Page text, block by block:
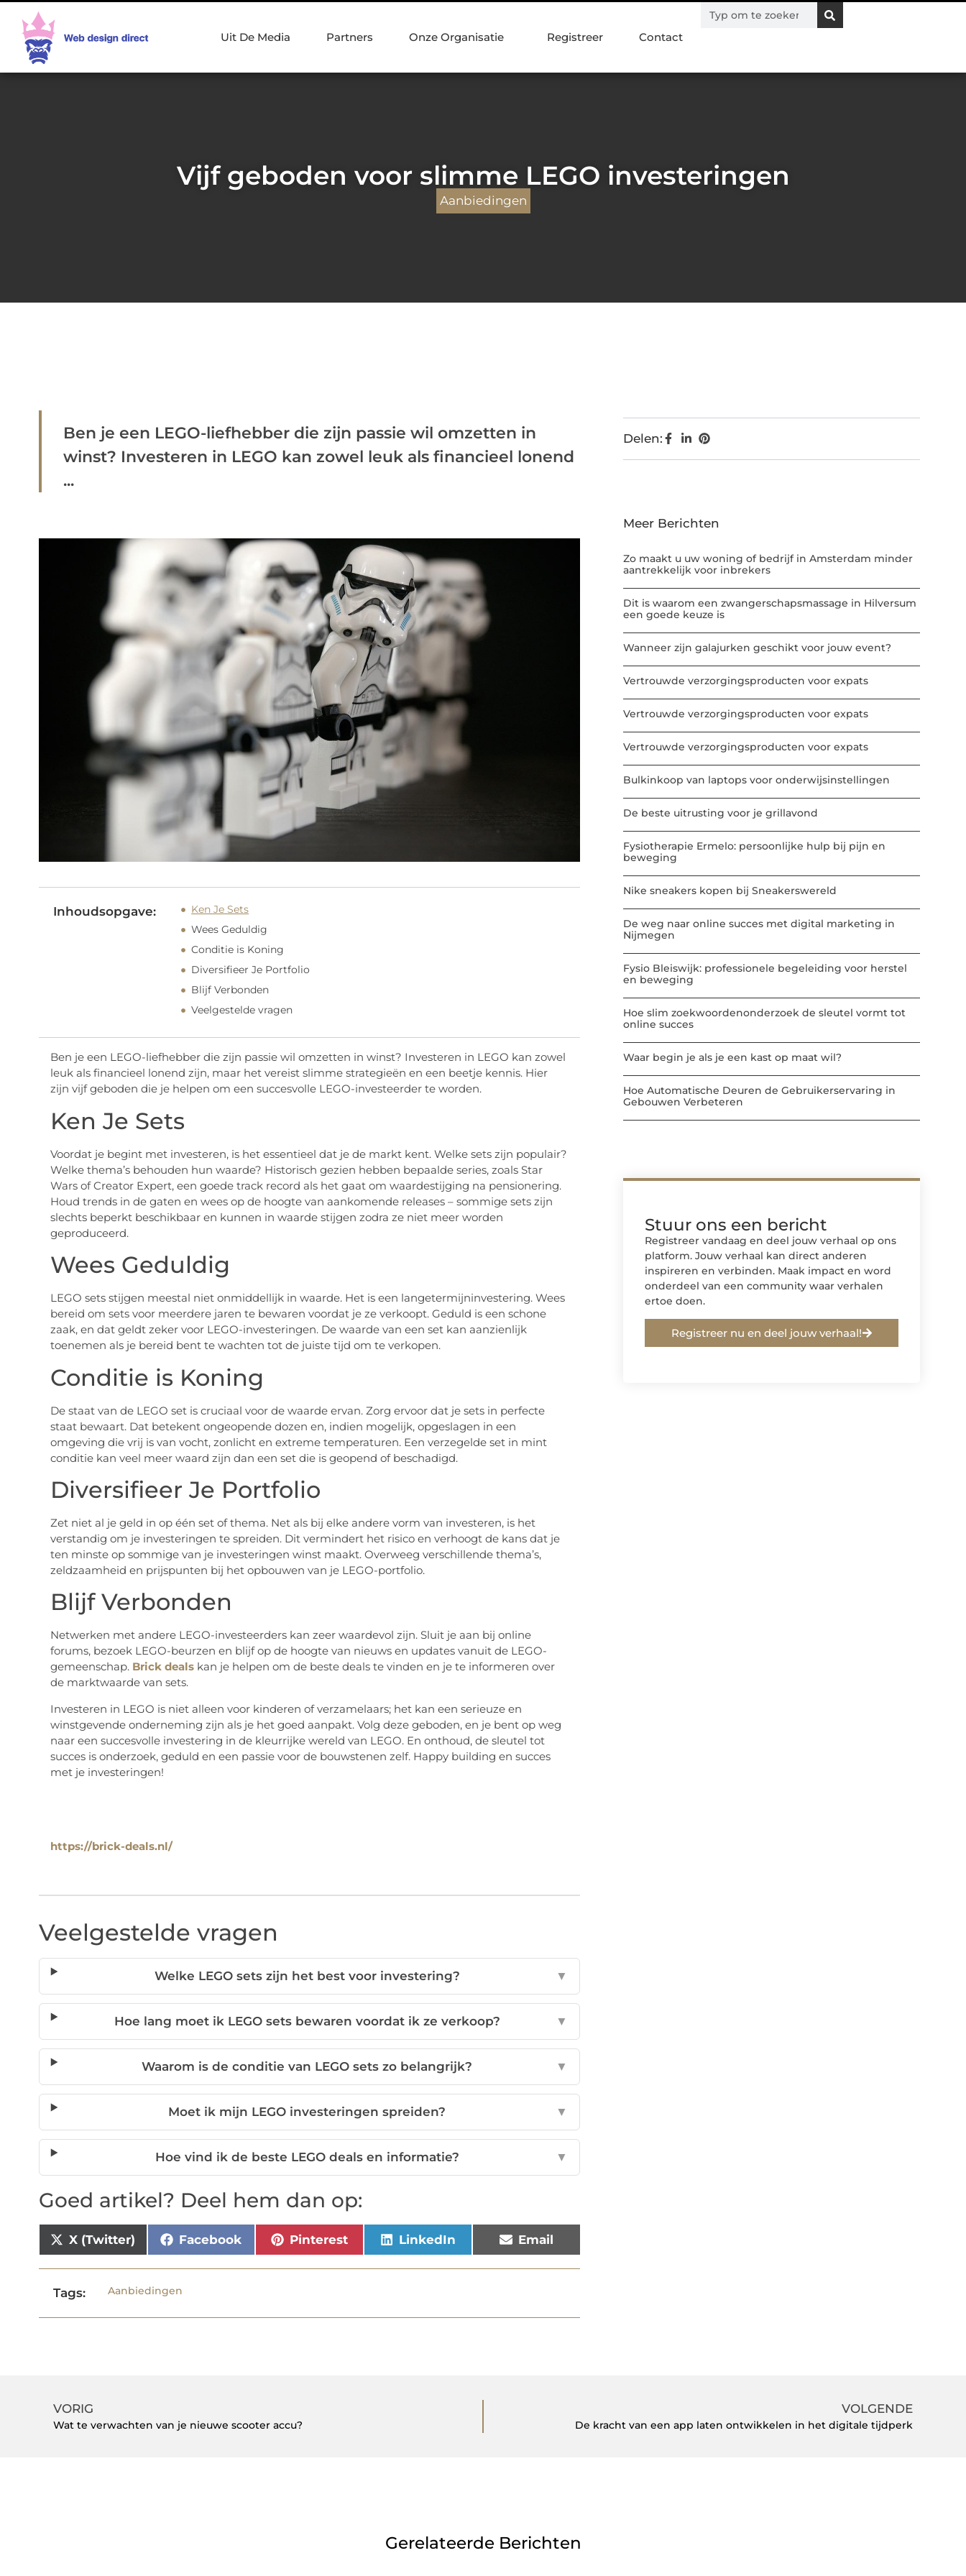
Uit De Media Partners Onze Organisatie Registreer Contact
Vijf geboden voor slimme LEGO investeringen
Aanbiedingen
Ben je een LEGO-liefhebber die zijn passie wil omzetten in
winst? Investeren in LEGO kan zowel leuk als financieel lonend
...
Inhoudsopgave:
Ken Je Sets
Wees Geduldig
Conditie is Koning
Diversifieer Je Portfolio
Blijf Verbonden
Veelgestelde vragen
Ben je een LEGO-liefhebber die zijn passie wil omzetten in winst? Investeren in LEGO kan zowel
leuk als financieel lonend zijn, maar het vereist slimme strategieën en een beetje kennis. Hier
zijn vijf geboden die je helpen om een succesvolle LEGO-investeerder te worden.
Ken Je Sets
Voordat je begint met investeren, is het essentieel dat je de markt kent. Welke sets zijn populair?
Welke thema’s behouden hun waarde? Historisch gezien hebben bepaalde series, zoals Star
Wars of Creator Expert, een goede track record als het gaat om waardestijging na pensionering.
Houd trends in de gaten en wees op de hoogte van aankomende releases – sommige sets zijn
slechts beperkt beschikbaar en kunnen in waarde stijgen zodra ze niet meer worden
geproduceerd.
Wees Geduldig
LEGO sets stijgen meestal niet onmiddellijk in waarde. Het is een langetermijninvestering. Wees
bereid om sets voor meerdere jaren te bewaren voordat je ze verkoopt. Geduld is een schone
zaak, en dat geldt zeker voor LEGO-investeringen. De waarde van een set kan aanzienlijk
toenemen als je bereid bent te wachten tot de juiste tijd om te verkopen.
Conditie is Koning
De staat van de LEGO set is cruciaal voor de waarde ervan. Zorg ervoor dat je sets in perfecte
staat bewaart. Dat betekent ongeopende dozen en, indien mogelijk, opgeslagen in een
omgeving die vrij is van vocht, zonlicht en extreme temperaturen. Een verzegelde set in mint
conditie kan veel meer waard zijn dan een set die is geopend of beschadigd.
Diversifieer Je Portfolio
Zet niet al je geld in op één set of thema. Net als bij elke andere vorm van investeren, is het
verstandig om je investeringen te spreiden. Dit vermindert het risico en verhoogt de kans dat je
ten minste op sommige van je investeringen winst maakt. Overweeg verschillende thema’s,
zeldzaamheid en prijspunten bij het opbouwen van je LEGO-portfolio.
Blijf Verbonden
Netwerken met andere LEGO-investeerders kan zeer waardevol zijn. Sluit je aan bij online
forums, bezoek LEGO-beurzen en blijf op de hoogte van nieuws en updates vanuit de LEGO-
gemeenschap. Brick dealskan je helpen om de beste deals te vinden en je te informeren over
de marktwaarde van sets.
Investeren in LEGO is niet alleen voor kinderen of verzamelaars; het kan een serieuze en
winstgevende onderneming zijn als je het goed aanpakt. Volg deze geboden, en je bent op weg
naar een succesvolle investering in de kleurrijke wereld van LEGO. En onthoud, de sleutel tot
succes is onderzoek, geduld en een passie voor de bouwstenen zelf. Happy building en succes
met je investeringen!
https://brick-deals.nl/
Veelgestelde vragen
Welke LEGO sets zijn het best voor investering? ▼
Hoe lang moet ik LEGO sets bewaren voordat ik ze verkoop? ▼
Waarom is de conditie van LEGO sets zo belangrijk? ▼
Moet ik mijn LEGO investeringen spreiden? ▼
Hoe vind ik de beste LEGO deals en informatie? ▼
Goed artikel? Deel hem dan op:
X (Twitter) Facebook Pinterest LinkedIn Email
Tags: Aanbiedingen
Delen:
Meer Berichten
Zo maakt u uw woning of bedrijf in Amsterdam minder
aantrekkelijk voor inbrekers
Dit is waarom een zwangerschapsmassage in Hilversum
een goede keuze is
Wanneer zijn galajurken geschikt voor jouw event?
Vertrouwde verzorgingsproducten voor expats
Vertrouwde verzorgingsproducten voor expats
Vertrouwde verzorgingsproducten voor expats
Bulkinkoop van laptops voor onderwijsinstellingen
De beste uitrusting voor je grillavond
Fysiotherapie Ermelo: persoonlijke hulp bij pijn en
beweging
Nike sneakers kopen bij Sneakerswereld
De weg naar online succes met digital marketing in
Nijmegen
Fysio Bleiswijk: professionele begeleiding voor herstel
en beweging
Hoe slim zoekwoordenonderzoek de sleutel vormt tot
online succes
Waar begin je als je een kast op maat wil?
Hoe Automatische Deuren de Gebruikerservaring in
Gebouwen Verbeteren
Stuur ons een bericht
Registreer vandaag en deel jouw verhaal op ons
platform. Jouw verhaal kan direct anderen
inspireren en verbinden. Maak impact en word
onderdeel van een community waar verhalen
ertoe doen.
Registreer nu en deel jouw verhaal!
VORIG
Wat te verwachten van je nieuwe scooter accu?
VOLGENDE
De kracht van een app laten ontwikkelen in het digitale tijdperk
Gerelateerde Berichten